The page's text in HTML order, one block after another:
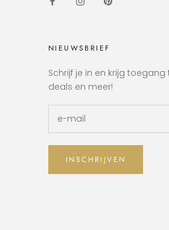
NIEUWSBRIEF
Schrijf je in en krijg toegang
deals en meer!
INSCHRIJVEN